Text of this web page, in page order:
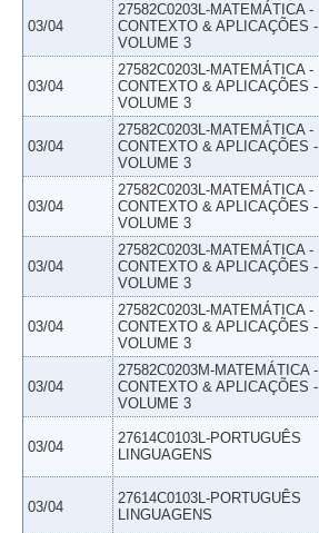
03/04
27582C0203L-MATEMÁTICA -
CONTEXTO & APLICAÇÕES -
VOLUME 3
03/04
27582C0203L-MATEMÁTICA -
CONTEXTO & APLICAÇÕES -
VOLUME 3
03/04
27582C0203L-MATEMÁTICA -
CONTEXTO & APLICAÇÕES -
VOLUME 3
03/04
27582C0203L-MATEMÁTICA -
CONTEXTO & APLICAÇÕES -
VOLUME 3
03/04
27582C0203L-MATEMÁTICA -
CONTEXTO & APLICAÇÕES -
VOLUME 3
03/04
27582C0203L-MATEMÁTICA -
CONTEXTO & APLICAÇÕES -
VOLUME 3
03/04
27582C0203M-MATEMÁTICA -
CONTEXTO & APLICAÇÕES -
VOLUME 3
03/04
27614C0103L-PORTUGUÊS
LINGUAGENS
03/04
27614C0103L-PORTUGUÊS
LINGUAGENS